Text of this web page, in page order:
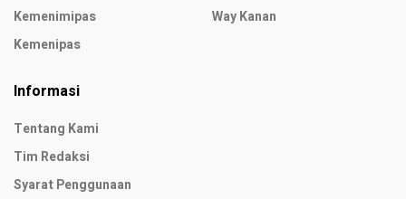
Kemenimipas
Kemenipas
Way Kanan
Informasi
Tentang Kami
Tim Redaksi
Syarat Penggunaan